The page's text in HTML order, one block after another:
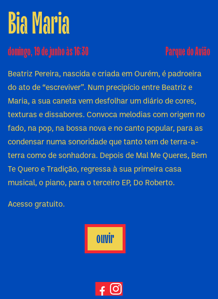
Bia Maria
domingo, 19 de junho às 16:30 Parque do Avião
Beatriz Pereira, nascida e criada em Ourém, é padroeira
do ato de “escreviver”. Num precipício entre Beatriz e
Maria, a sua caneta vem desfolhar um diário de cores,
texturas e dissabores. Convoca melodias com origem no
fado, na pop, na bossa nova e no canto popular, para as
condensar numa sonoridade que tanto tem de terra-a-
terra como de sonhadora. Depois de Mal Me Queres, Bem
Te Quero e Tradição, regressa à sua primeira casa
musical, o piano, para o terceiro EP, Do Roberto.
Acesso gratuito.
ouvir